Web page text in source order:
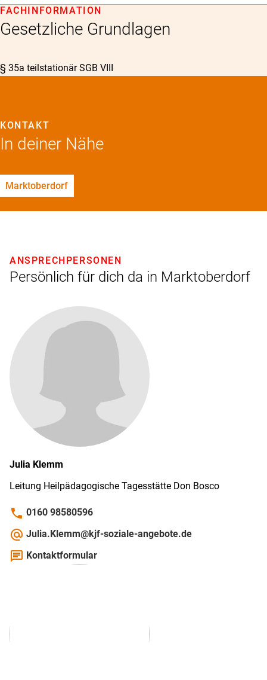
Gesetzliche Grundlagen
FACHINFORMATION
§ 35a teilstationär SGB VIII
In deiner Nähe
KONTAKT
Marktoberdorf
Persönlich für dich da in Marktoberdorf
ANSPRECHPERSONEN
Julia Klemm
Leitung Heilpädagogische Tagesstätte Don Bosco
phone 0160 98580596
alternate_email Julia.Klemm@kjf-soziale-angebote.de
chat Kontaktformular